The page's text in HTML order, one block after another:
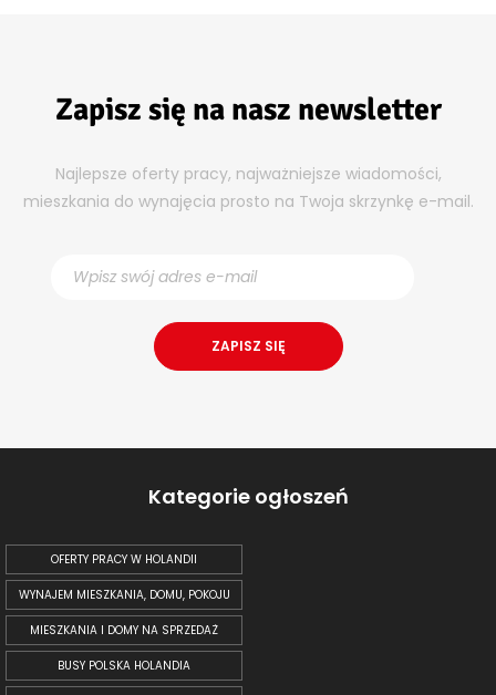
Zapisz się na nasz newsletter
Najlepsze oferty pracy, najważniejsze wiadomości,
mieszkania do wynajęcia prosto na Twoja skrzynkę e-mail.
Kategorie ogłoszeń
OFERTY PRACY W HOLANDII
WYNAJEM MIESZKANIA, DOMU, POKOJU
MIESZKANIA I DOMY NA SPRZEDAŻ
BUSY POLSKA HOLANDIA